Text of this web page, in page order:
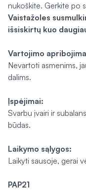
nukoškite. Gerkite po
Vaistažoles
išsiskirtų kuo
Vartojimo
Nevartoti asmenims,
dalims.
Įspėjimai:
Svarbu įvairi ir
būdas.
Laikymo sąlygos:
Laikyti sausoje, gerai
PAP21